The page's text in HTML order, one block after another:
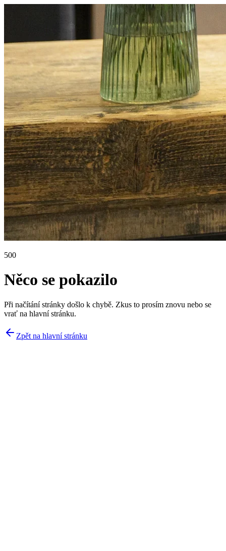
500
Něco se pokazilo
Při načítání stránky došlo k chybě. Zkus to prosím znovu nebo se
vrať na hlavní stránku.
Zpět na hlavní stránku